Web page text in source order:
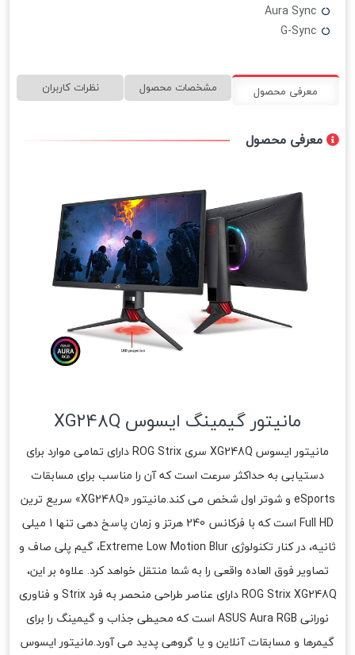
معرفی محصول مشخصات محصول نظرات کاربران
معرفی محصول
مانیتور گیمینگ ایسوس XG248Q
مانیتور ایسوس XG248Q سری ROG Strix دارای تمامی موارد برای
دستیابی به حداکثر سرعت است که آن را مناسب برای مسابقات
eSports و شوتر اول شخص می کند.مانیتور «XG248Q» سریع ترین
Full HD است که با فرکانس 240 هرتز و زمان پاسخ دهی تنها 1 میلی
ثانیه، در کنار تکنولوژی Extreme Low Motion Blur، گیم پلی صاف و
تصاویر فوق العاده واقعی را به شما منتقل خواهد کرد. علاوه بر این،
ROG Strix XG248Q دارای عناصر طراحی منحصر به فرد Strix و فناوری
نورانی ASUS Aura RGB است که محیطی جذاب و گیمینگ را برای
گیمرها و مسابقات آنلاین و یا گروهی پدید می آورد.مانیتور ایسوس